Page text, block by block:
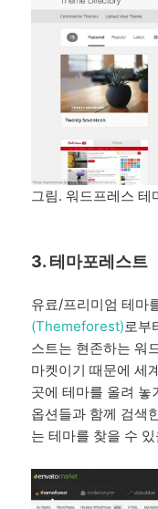
그림. 워드프레스 테
3. 테마포레스트
유료/프리미엄 테마
(Themeforest)로부
스트는 현존하는 워
마켓이기 때문에 세
곳에 테마를 올려 놓
옵션들과 함께 검색
는 테마를 찾을 수